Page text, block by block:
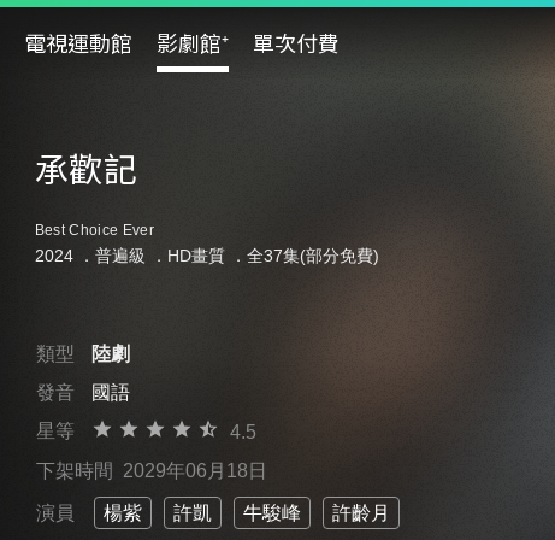
電視運動館 影劇館⁺ 單次付費
承歡記
Best Choice Ever
2024 ． 普遍級 ．HD畫質 ．全37集(部分免費)
類型
陸劇
發音
國語
星等
4.5
下架時間 2029年06月18日
演員 楊紫 許凱 牛駿峰 許齡月